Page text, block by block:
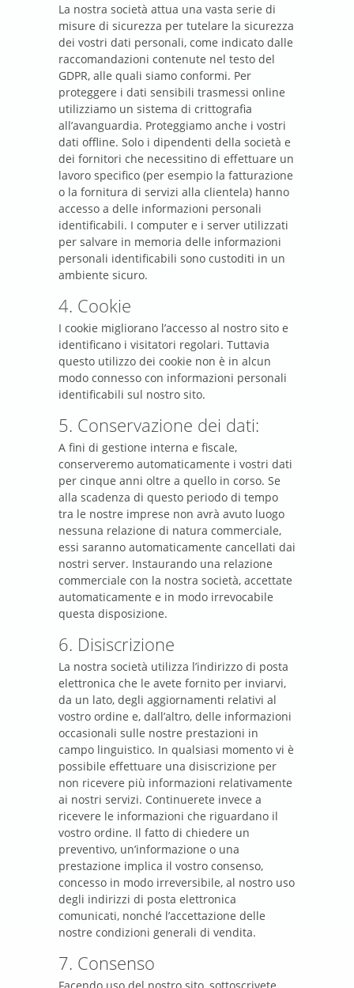
La nostra società attua una vasta serie di
misure di sicurezza per tutelare la sicurezza
dei vostri dati personali, come indicato dalle
raccomandazioni contenute nel testo del
GDPR, alle quali siamo conformi. Per
proteggere i dati sensibili trasmessi online
utilizziamo un sistema di crittografia
all’avanguardia. Proteggiamo anche i vostri
dati offline. Solo i dipendenti della società e
dei fornitori che necessitino di effettuare un
lavoro specifico (per esempio la fatturazione
o la fornitura di servizi alla clientela) hanno
accesso a delle informazioni personali
identificabili. I computer e i server utilizzati
per salvare in memoria delle informazioni
personali identificabili sono custoditi in un
ambiente sicuro.
4. Cookie
I cookie migliorano l’accesso al nostro sito e
identificano i visitatori regolari. Tuttavia
questo utilizzo dei cookie non è in alcun
modo connesso con informazioni personali
identificabili sul nostro sito.
5. Conservazione dei dati:
A fini di gestione interna e fiscale,
conserveremo automaticamente i vostri dati
per cinque anni oltre a quello in corso. Se
alla scadenza di questo periodo di tempo
tra le nostre imprese non avrà avuto luogo
nessuna relazione di natura commerciale,
essi saranno automaticamente cancellati dai
nostri server. Instaurando una relazione
commerciale con la nostra società, accettate
automaticamente e in modo irrevocabile
questa disposizione.
6. Disiscrizione
La nostra società utilizza l’indirizzo di posta
elettronica che le avete fornito per inviarvi,
da un lato, degli aggiornamenti relativi al
vostro ordine e, dall’altro, delle informazioni
occasionali sulle nostre prestazioni in
campo linguistico. In qualsiasi momento vi è
possibile effettuare una disiscrizione per
non ricevere più informazioni relativamente
ai nostri servizi. Continuerete invece a
ricevere le informazioni che riguardano il
vostro ordine. Il fatto di chiedere un
preventivo, un’informazione o una
prestazione implica il vostro consenso,
concesso in modo irreversibile, al nostro uso
degli indirizzi di posta elettronica
comunicati, nonché l’accettazione delle
nostre condizioni generali di vendita.
7. Consenso
Facendo uso del nostro sito, sottoscrivete